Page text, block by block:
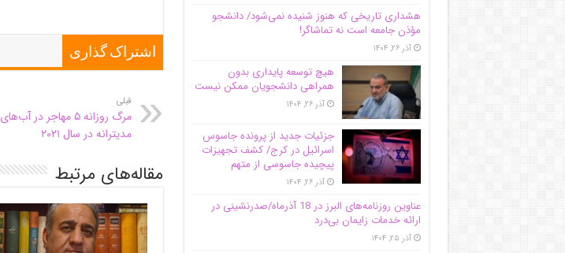
اشتراک گذاری
قبلی
مرگ روزانه ۵ مهاجر در آب‌های
مدیترانه در سال ۲۰۲۱
مقاله‌های مرتبط
هشداری تاریخی که هنوز شنیده نمی‌شود/ دانشجو
مؤذن جامعه است نه تماشاگر!
آذر ۲۶, ۱۴۰۴
هیچ توسعه پایداری بدون
همراهی دانشجویان ممکن نیست
آذر ۲۶, ۱۴۰۴
جزئیات جدید از پرونده جاسوس
اسرائیل در کرج/‌ کشف تجهیزات
پیچیده جاسوسی از متهم
آذر ۲۶, ۱۴۰۴
عناوین روزنامه‌های البرز در ‌18 آذرماه/صدرنشینی در
ارائه خدمات زایمان بی‌درد
آذر ۲۵, ۱۴۰۴